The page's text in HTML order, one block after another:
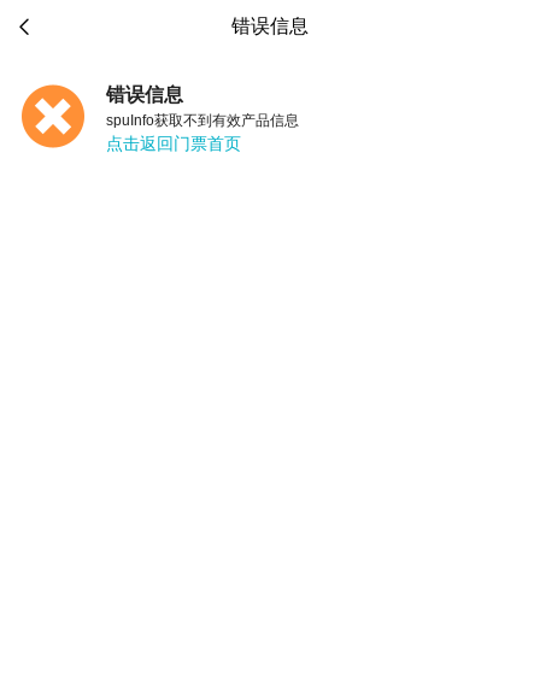
 错误信息
错误信息
spuInfo获取不到有效产品信息
点击返回门票首页